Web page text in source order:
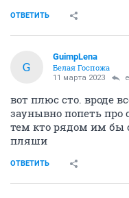
ОТВЕТИТЬ
G
GuimpLena
Белая Госпожа
11 марта 2023
вот плюс сто. вроде
заунывно попеть про
тем кто рядом им бы
пляши
ОТВЕТИТЬ